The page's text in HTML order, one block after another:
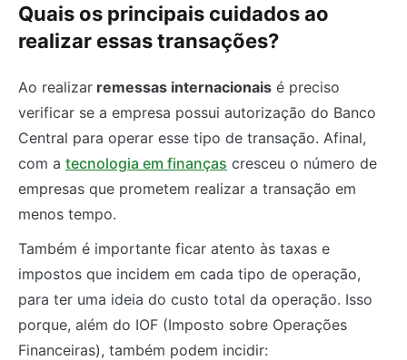
Quais os principais cuidados ao
realizar essas transações?
Ao realizar remessas internacionais é preciso
verificar se a empresa possui autorização do Banco
Central para operar esse tipo de transação. Afinal,
com a tecnologia em finanças cresceu o número de
empresas que prometem realizar a transação em
menos tempo.
Também é importante ficar atento às taxas e
impostos que incidem em cada tipo de operação,
para ter uma ideia do custo total da operação. Isso
porque, além do IOF (Imposto sobre Operações
Financeiras), também podem incidir: